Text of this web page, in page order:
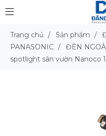
Trang chủ / Sản phẩm /
PANASONIC / ĐÈN
spotlight sân vườn Nanoco